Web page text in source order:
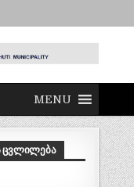
MENU
ᲪᲕᲚᲘᲚᲔᲑᲐ